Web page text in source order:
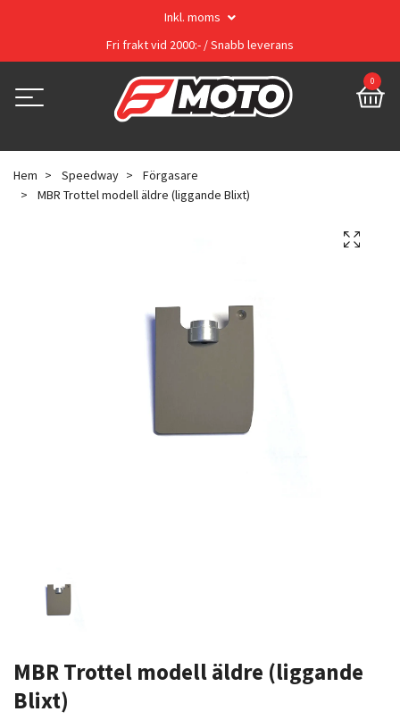
Inkl. moms
Fri frakt vid 2000:- / Snabb leverans
0
Hem Speedway
Förgasare
MBR Trottel modell äldre (liggande Blixt)
MBR Trottel modell äldre (liggande
Blixt)